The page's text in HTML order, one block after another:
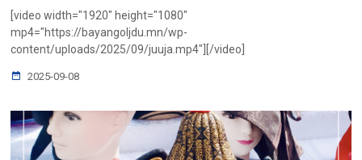
[video width="1920" height="1080"
mp4="https://bayangoljdu.mn/wp-
content/uploads/2025/09/juuja.mp4"][/video]
2025-09-08